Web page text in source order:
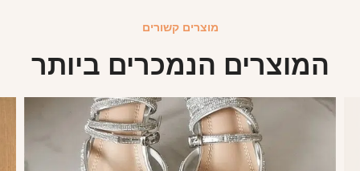
מוצרים קשורים
המוצרים הנמכרים ביותר